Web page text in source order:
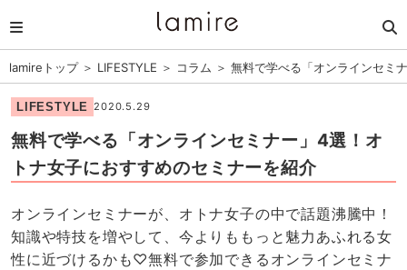
lamireトップ＞ LIFESTYLE ＞ コラム ＞ 無料で学べる「オンラインセミ
LIFESTYLE 2020.5.29
無料で学べる「オンラインセミナー」4選！オ
トナ女子におすすめのセミナーを紹介
オンラインセミナーが、オトナ女子の中で話題沸騰中！
知識や特技を増やして、今よりももっと魅力あふれる女
性に近づけるかも♡無料で参加できるオンラインセミナ